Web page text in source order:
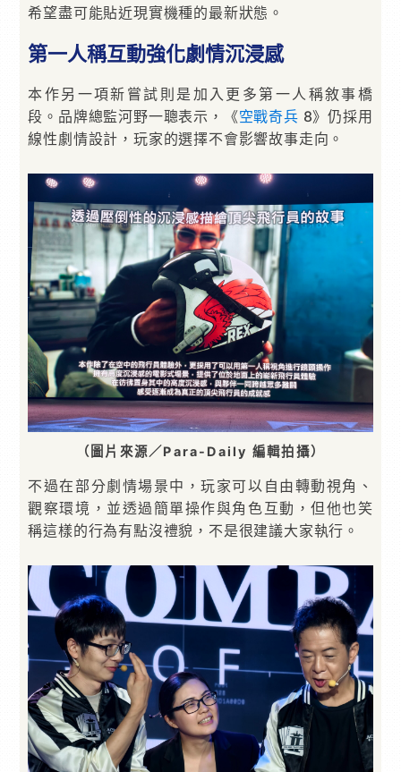
希望盡可能貼近現實機種的最新狀態。
第一人稱互動強化劇情沉浸感
本作另一項新嘗試則是加入更多第一人稱敘事橋
段。品牌總監河野一聰表示，《空戰奇兵 8》仍採用
線性劇情設計，玩家的選擇不會影響故事走向。
（圖片來源／Para-Daily 編輯拍攝）
不過在部分劇情場景中，玩家可以自由轉動視角、
觀察環境，並透過簡單操作與角色互動，但他也笑
稱這樣的行為有點沒禮貌，不是很建議大家執行。